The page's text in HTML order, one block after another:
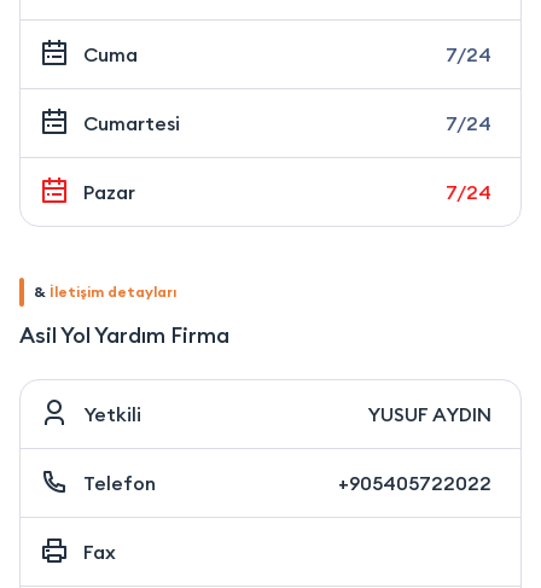
Cuma 7/24
Cumartesi 7/24
Pazar 7/24
& İletişim detayları
Asil Yol Yardım Firma
Yetkili YUSUF AYDIN
Telefon +905405722022
Fax